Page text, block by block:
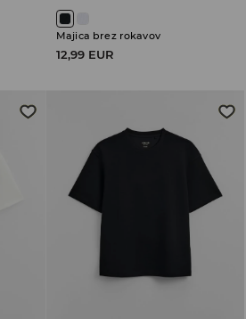
Majica brez rokavov
12,99 EUR